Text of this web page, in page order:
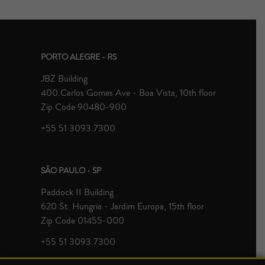
PORTO ALEGRE - RS
JBZ Building
400 Carlos Gomes Ave - Boa Vista, 10th floor
Zip Code 90480-900
+55 51 3093.7300
SÃO PAULO - SP
Paddock II Building
620 St. Hungria - Jardim Europa, 15th floor
Zip Code 01455-000
+55 51 3093.7300